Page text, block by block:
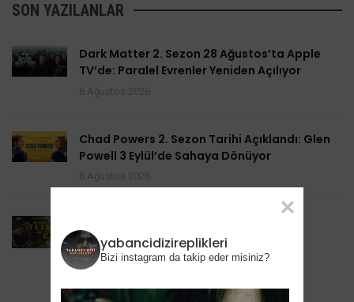
SON YAZILANLAR
Dark Matter 2. Sezon 28 Ağustos’ta Apple
TV’de: Paralel Evrenler Yeniden Açılıyor
Chad Powers 2. Sezon Tarihi Açıklandı: Glen
Powell 3 Eylül’de Sahaya Dönüyor
HBO’nun Suç Dramanına Geri Dönüyor
6 Ağustos 2026
yabancidizireplikleri
Bizi instagram da takip eder misiniz?